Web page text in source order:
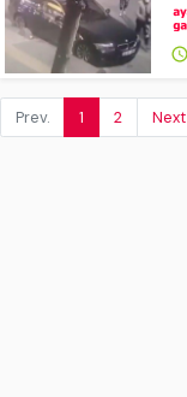
Prev. 1 2 Next